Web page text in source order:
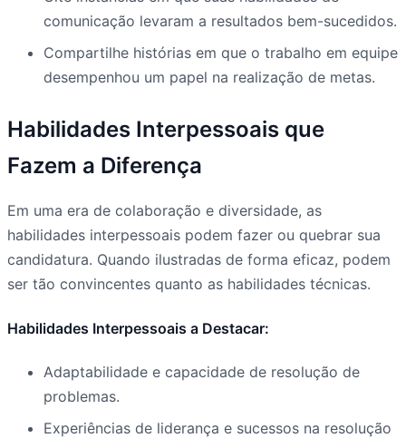
comunicação levaram a resultados bem-sucedidos.
Compartilhe histórias em que o trabalho em equipe
desempenhou um papel na realização de metas.
Habilidades Interpessoais que
Fazem a Diferença
Em uma era de colaboração e diversidade, as
habilidades interpessoais podem fazer ou quebrar sua
candidatura. Quando ilustradas de forma eficaz, podem
ser tão convincentes quanto as habilidades técnicas.
Habilidades Interpessoais a Destacar:
Adaptabilidade e capacidade de resolução de
problemas.
Experiências de liderança e sucessos na resolução